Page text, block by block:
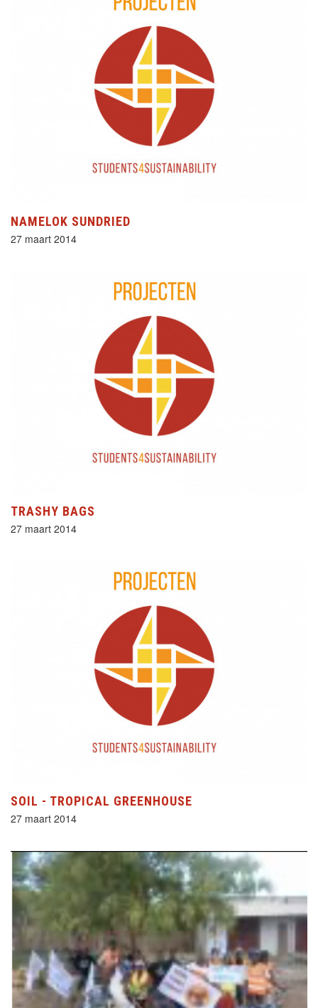
NAMELOK SUNDRIED
27 maart 2014
TRASHY BAGS
27 maart 2014
SOIL - TROPICAL GREENHOUSE
27 maart 2014